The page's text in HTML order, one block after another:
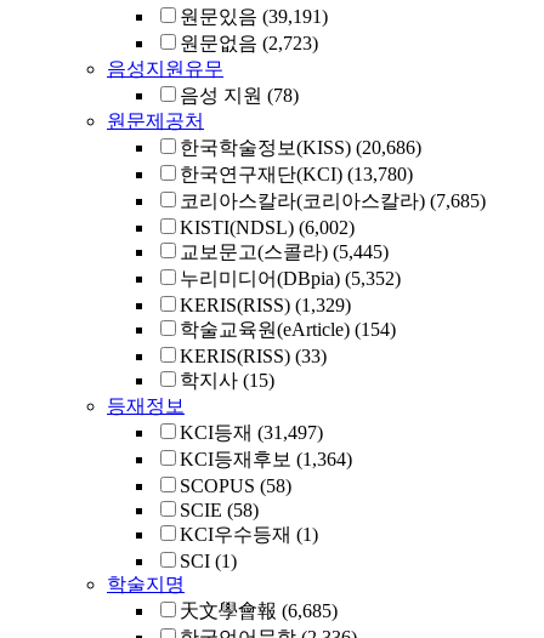
원문있음 (39,191)
원문없음 (2,723)
음성지원유무
음성 지원 (78)
원문제공처
한국학술정보(KISS) (20,686)
한국연구재단(KCI) (13,780)
코리아스칼라(코리아스칼라) (7,685)
KISTI(NDSL) (6,002)
교보문고(스콜라) (5,445)
누리미디어(DBpia) (5,352)
KERIS(RISS) (1,329)
학술교육원(eArticle) (154)
KERIS(RISS) (33)
학지사 (15)
등재정보
KCI등재 (31,497)
KCI등재후보 (1,364)
SCOPUS (58)
SCIE (58)
KCI우수등재 (1)
SCI (1)
학술지명
天文學會報 (6,685)